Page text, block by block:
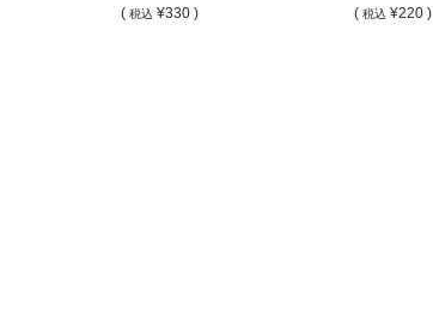
( 税込 ¥330 ) ( 税込 ¥220 )